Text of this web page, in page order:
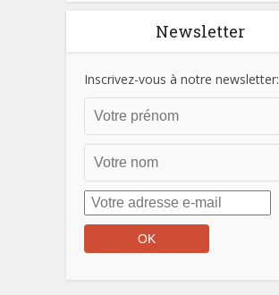
Newsletter
Inscrivez-vous à notre newsletter: